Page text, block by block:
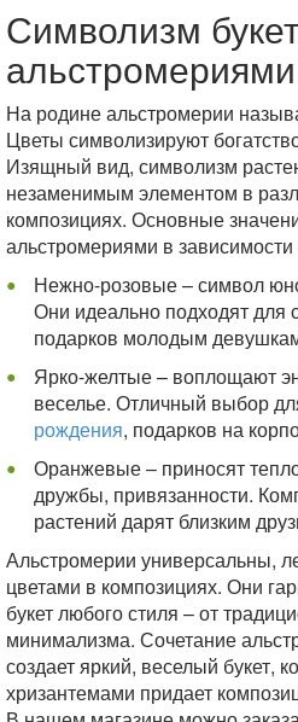
Символизм
альстромериями
На родине альстромерии
Цветы символизируют
Изящный вид, символизм
незаменимым элементом в
композициях. Основные
альстромериями в зависимости
Нежно-розовые – символ
Они идеально подходят для
подарков молодым
Ярко-желтые – воплощают
веселье. Отличный выбор
рождения, подарков на
Оранжевые – приносят
дружбы, привязанности.
растений дарят близким
Альстромерии универсальны,
цветами в композициях. Они
букет любого стиля – от
минимализма. Сочетание
создает яркий, веселый букет,
хризантемами придает